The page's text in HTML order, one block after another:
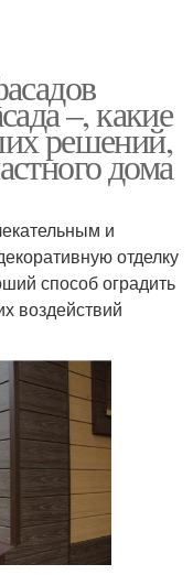
–, какие
решений,
дома
и
отделку
способ оградить
воздействий